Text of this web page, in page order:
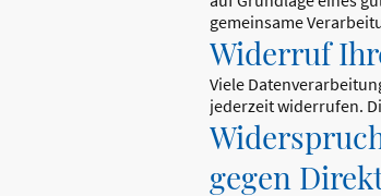
gemeinsame
Widerruf
Viele
jederzeit widerrufen.
gegen